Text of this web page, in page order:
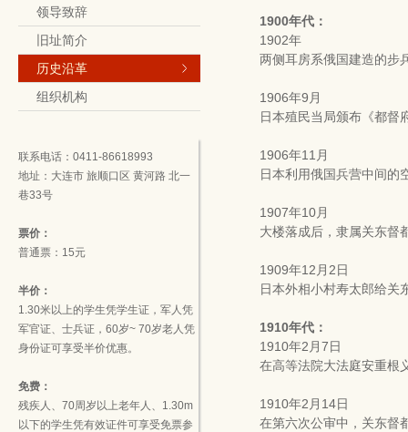
领导致辞
旧址简介
历史沿革
组织机构
联系电话：0411-86618993
地址：大连市 旅顺口区 黄河路 北一
巷33号
票价：
普通票：15元
半价：
1.30米以上的学生凭学生证，军人凭
军官证、士兵证，60岁~ 70岁老人凭
身份证可享受半价优惠。
免费：
残疾人、70周岁以上老年人、1.30m
以下的学生凭有效证件可享受免票参
1900年代：
1902年
两侧耳房系俄国建造的步
1906年9月
日本殖民当局颁布《都督
1906年11月
日本利用俄国兵营中间的
1907年10月
大楼落成后，隶属关东督
1909年12月2日
日本外相小村寿太郎给关
1910年代：
1910年2月7日
在高等法院大法庭安重根
1910年2月14日
在第六次公审中，关东督